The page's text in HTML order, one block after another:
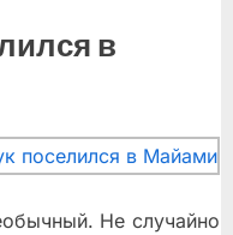
в
Не случайно